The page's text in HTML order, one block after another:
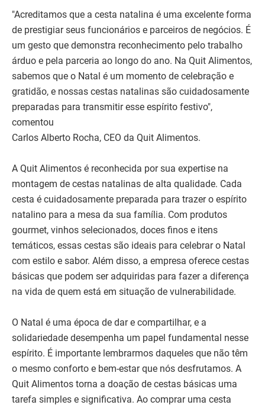
"Acreditamos que a cesta natalina é uma excelente forma
de prestigiar seus funcionários e parceiros de negócios. É
um gesto que demonstra reconhecimento pelo trabalho
árduo e pela parceria ao longo do ano. Na Quit Alimentos,
sabemos que o Natal é um momento de celebração e
gratidão, e nossas cestas natalinas são cuidadosamente
preparadas para transmitir esse espírito festivo",
comentou
Carlos Alberto Rocha, CEO da Quit Alimentos.
A Quit Alimentos é reconhecida por sua expertise na
montagem de cestas natalinas de alta qualidade. Cada
cesta é cuidadosamente preparada para trazer o espírito
natalino para a mesa da sua família. Com produtos
gourmet, vinhos selecionados, doces finos e itens
temáticos, essas cestas são ideais para celebrar o Natal
com estilo e sabor. Além disso, a empresa oferece cestas
básicas que podem ser adquiridas para fazer a diferença
na vida de quem está em situação de vulnerabilidade.
O Natal é uma época de dar e compartilhar, e a
solidariedade desempenha um papel fundamental nesse
espírito. É importante lembrarmos daqueles que não têm
o mesmo conforto e bem-estar que nós desfrutamos. A
Quit Alimentos torna a doação de cestas básicas uma
tarefa simples e significativa. Ao comprar uma cesta